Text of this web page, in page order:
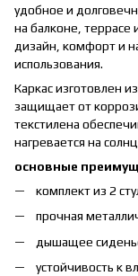
удобное и
на балконе, террасе
дизайн, комфорт и
использования.
Каркас изготовлен
защищает от
текстилена
нагревается на
основные
комплект из 2
прочная
дышащее
устойчивость к